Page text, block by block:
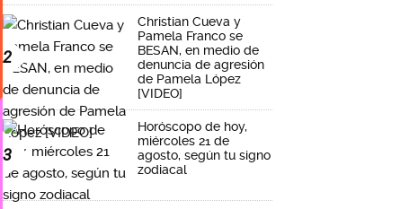
2
Christian Cueva y
Pamela Franco se
BESAN, en medio de
denuncia de agresión
de Pamela López
[VIDEO]
3
Horóscopo de hoy,
miércoles 21 de
agosto, según tu signo
zodiacal